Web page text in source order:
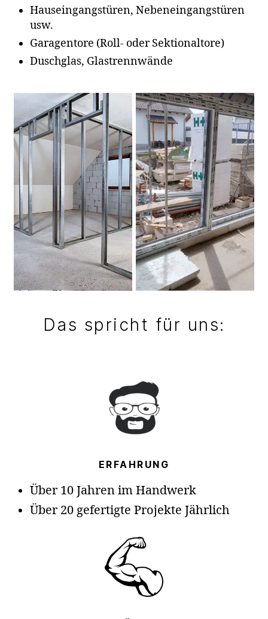
Hauseingangstüren, Nebeneingangstüren
usw.
Garagentore (Roll- oder Sektionaltore)
Duschglas, Glastrennwände
Das spricht für uns:
ERFAHRUNG
Über 10 Jahren im Handwerk
Über 20 gefertigte Projekte Jährlich